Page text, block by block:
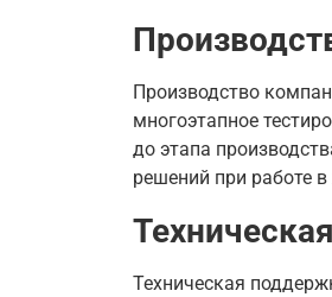
Производство
многоэтапное
до этапа
решений при работе
Техническая